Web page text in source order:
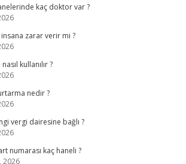
kaç doktor var ?
zarar verir mi ?
kullanılır ?
nedir ?
vergi dairesine bağlı ?
numarası kaç haneli ?
2026